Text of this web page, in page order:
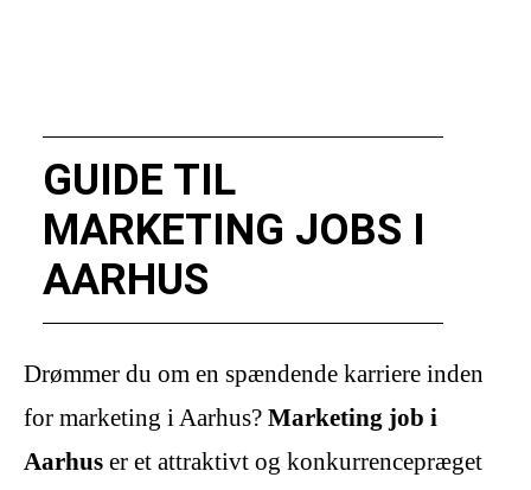
GUIDE TIL
MARKETING JOBS I
AARHUS
Drømmer du om en spændende karriere inden
for marketing i Aarhus? Marketing job i
Aarhus er et attraktivt og konkurrencepræget